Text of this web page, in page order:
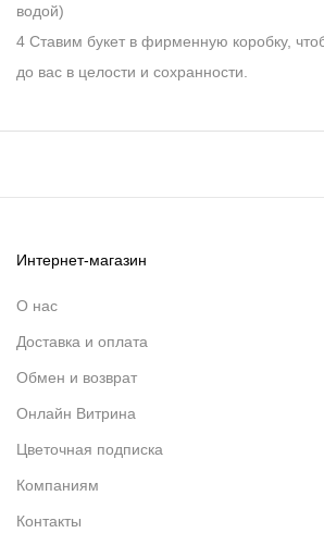
водой)
4 Ставим букет в фирменную коробку,
до вас в целости и сохранности.
Интернет-магазин
О нас
Доставка и оплата
Обмен и возврат
Онлайн Витрина
Цветочная подписка
Компаниям
Контакты